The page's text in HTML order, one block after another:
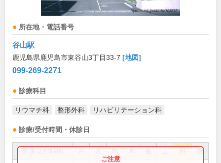
所在地・電話番号
谷山駅
鹿児島県鹿児島市東谷山3丁目33-7 [地図]
099-269-2271
診療科目
リウマチ科 整形外科 リハビリテーション科
診療/受付時間・休診日
祝